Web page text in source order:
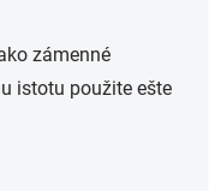
zámenné
istotu použite ešte